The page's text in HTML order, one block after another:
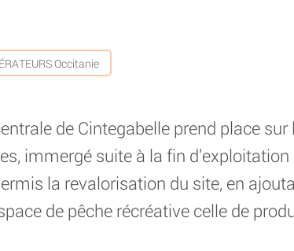
Occitanie
de Cintegabelle prend place
immergé suite à la fin d’exploitation
la revalorisation du site, en
de pêche récréative celle de